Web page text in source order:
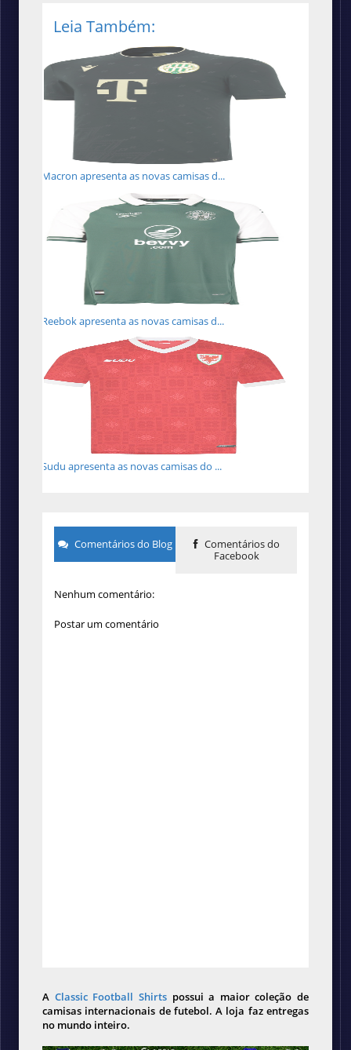
Leia Também:
Macron apresenta as novas camisas d...
Reebok apresenta as novas camisas d...
Sudu apresenta as novas camisas do ...
Comentários do Blog
Comentários do
Facebook
Nenhum comentário:
Postar um comentário
A Classic Football Shirts possui a maior coleção de
camisas internacionais de futebol. A loja faz entregas
no mundo inteiro.